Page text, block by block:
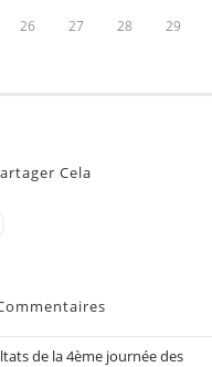
26 27 28 29
Cela
de la 4ème journée des